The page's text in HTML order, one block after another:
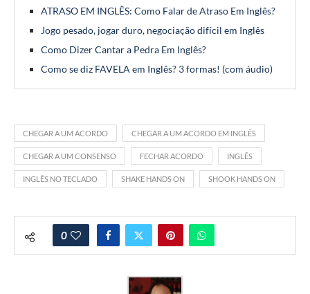
ATRASO EM INGLÊS: Como Falar de Atraso Em Inglês?
Jogo pesado, jogar duro, negociação difícil em Inglês
Como Dizer Cantar a Pedra Em Inglês?
Como se diz FAVELA em Inglês? 3 formas! (com áudio)
CHEGAR A UM ACORDO CHEGAR A UM ACORDO EM INGLÊS
CHEGAR A UM CONSENSO FECHAR ACORDO INGLÊS
INGLÊS NO TECLADO SHAKE HANDS ON SHOOK HANDS ON
0